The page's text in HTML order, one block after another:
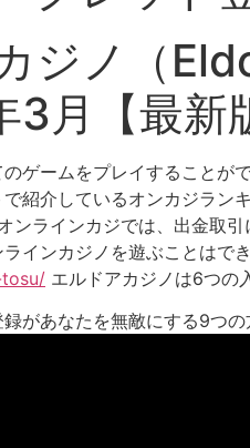
ジノ（
月【最新
ゲームをプレイすることが
紹介しているオンカジラ
ンラインカジでは、出金取
インカジノを遊ぶことはで
エルドアカジノは6つの